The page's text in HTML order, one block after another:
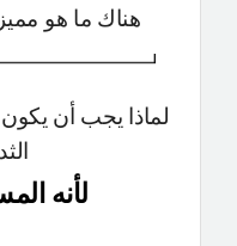
هناك ما هو
لماذا يجب أن
لأنه